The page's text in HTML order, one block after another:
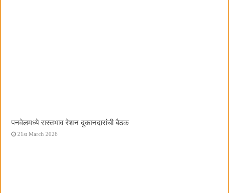
पनवेलमध्ये रास्तभाव रेशन दुकानदारांची बैठक
21st March 2026